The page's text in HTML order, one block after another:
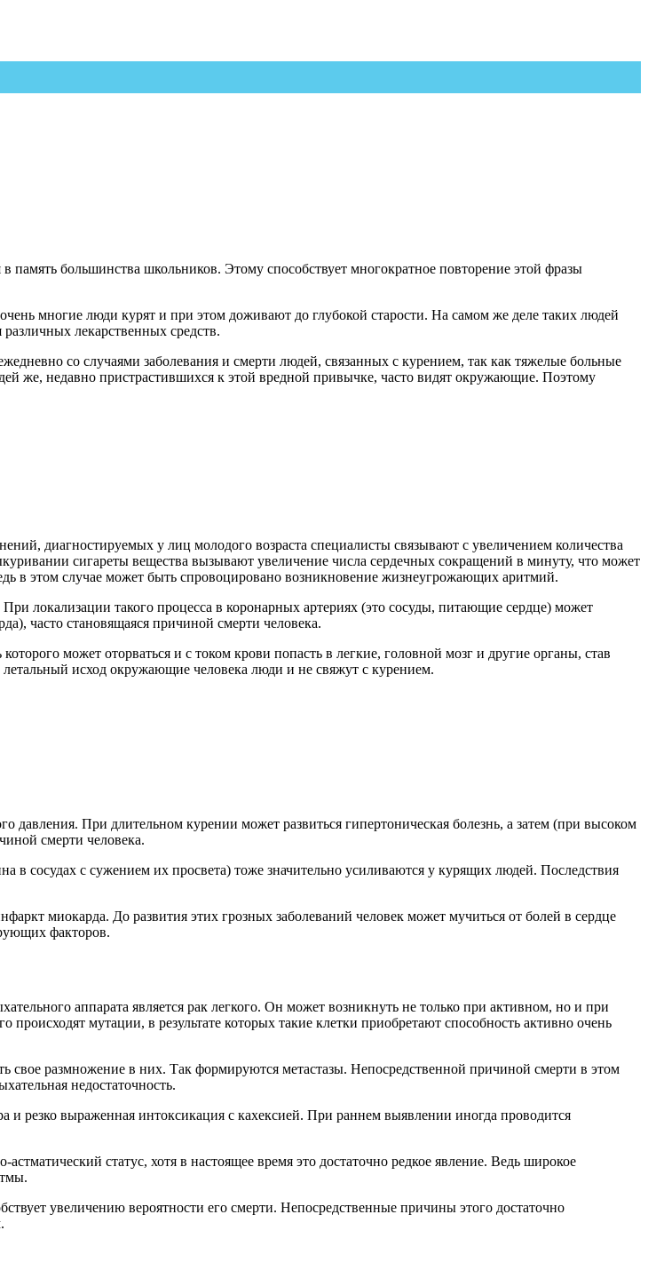
память большинства школьников. Этому способствует многократное повторение этой фразы
многие люди курят и при этом доживают до глубокой старости. На самом же деле таких людей
лекарственных средств.
со случаями заболевания и смерти людей, связанных с курением, так как тяжелые больные
же, недавно пристрастившихся к этой вредной привычке, часто видят окружающие. Поэтому
диагностируемых у лиц молодого возраста специалисты связывают с увеличением количества
сигареты вещества вызывают увеличение числа сердечных сокращений в минуту, что может
в этом случае может быть спровоцировано возникновение жизнеугрожающих аритмий.
локализации такого процесса в коронарных артериях (это сосуды, питающие сердце) может
часто становящаяся причиной смерти человека.
может оторваться и с током крови попасть в легкие, головной мозг и другие органы, став
исход окружающие человека люди и не свяжут с курением.
давления. При длительном курении может развиться гипертоническая болезнь, а затем (при высоком
смерти человека.
в сосудах с сужением их просвета) тоже значительно усиливаются у курящих людей. Последствия
миокарда. До развития этих грозных заболеваний человек может мучиться от болей в сердце
факторов.
аппарата является рак легкого. Он может возникнуть не только при активном, но и при
мутации, в результате которых такие клетки приобретают способность активно очень
свое размножение в них. Так формируются метастазы. Непосредственной причиной смерти в этом
недостаточность.
и резко выраженная интоксикация с кахексией. При раннем выявлении иногда проводится
статус, хотя в настоящее время это достаточно редкое явление. Ведь широкое
увеличению вероятности его смерти. Непосредственные причины этого достаточно